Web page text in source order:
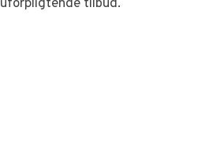
tilbud.​​